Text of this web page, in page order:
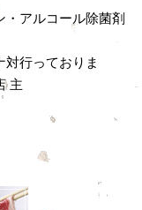
アルコール除菌剤
行っておりま